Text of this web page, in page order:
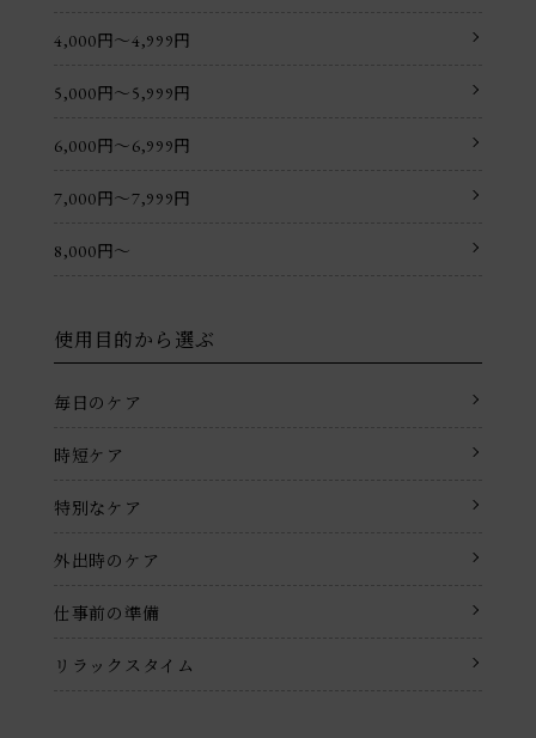
4,000円〜4,999円
5,000円〜5,999円
6,000円〜6,999円
7,000円〜7,999円
8,000円〜
使用目的から選ぶ
毎日のケア
時短ケア
特別なケア
外出時のケア
仕事前の準備
リラックスタイム